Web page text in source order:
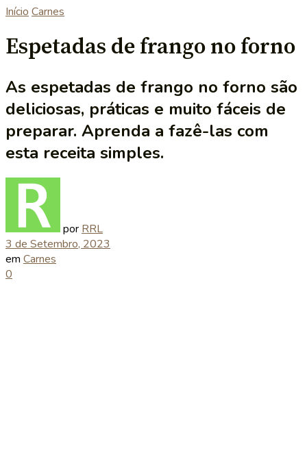
Início Carnes
Espetadas de frango no forno
As espetadas de frango no forno são
deliciosas, práticas e muito fáceis de
preparar. Aprenda a fazê-las com
esta receita simples.
por RRL
3 de Setembro, 2023
em Carnes
0